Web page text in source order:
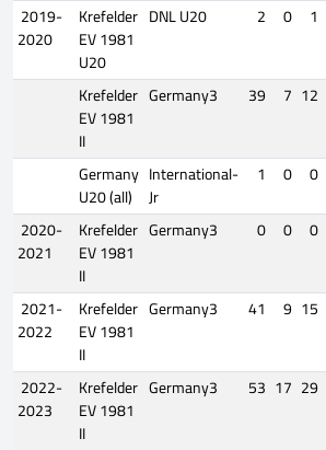
2019-
2020
Krefelder
EV 1981
U20
DNL U20 2 0 1
Krefelder
EV 1981
II
Germany3 39 7 12
Germany
U20 (all)
International-
Jr
1 0 0
2020-
2021
Krefelder
EV 1981
II
Germany3 0 0 0
2021-
2022
Krefelder
EV 1981
II
Germany3 41 9 15
2022-
2023
Krefelder
EV 1981
II
Germany3 53 17 29